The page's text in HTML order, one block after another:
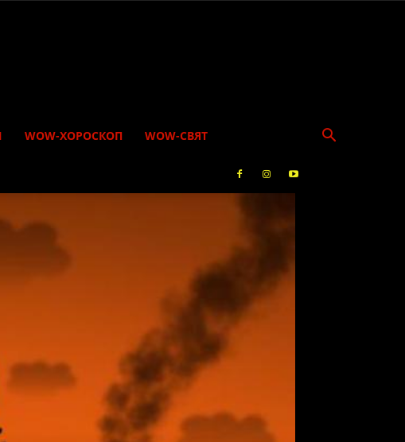
WOW-ХОРОСКОП WOW-СВЯТ